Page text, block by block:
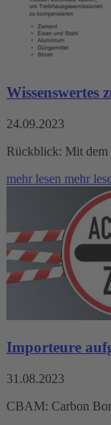
24.09.2023
Rückblick: Mit dem
mehr lesen mehr
Importeure
31.08.2023
CBAM: Carbon